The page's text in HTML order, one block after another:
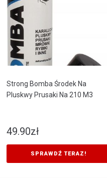
Strong Bomba Środek Na
Pluskwy Prusaki Na 210 M3
49.90zł
SPRAWDŹ TERAZ!